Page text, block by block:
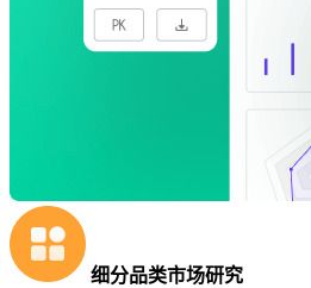
细分品类市场研究